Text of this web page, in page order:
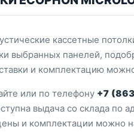
кассетные
выбранных панелей,
и комплектацию
или по телефону +7
выдача со склада по
и комплектации можно